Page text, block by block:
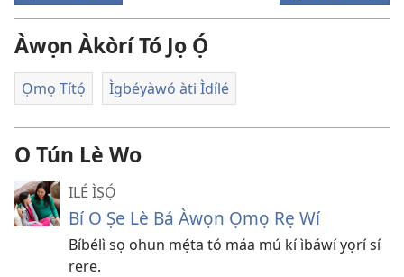
Àwọn Àkòrí Tó Jọ Ọ́
Ọmọ Títọ́ Ìgbéyàwó àti Ìdílé
O Tún Lè Wo
ILÉ ÌṢỌ́
Bí O Ṣe Lè Bá Àwọn Ọmọ Rẹ Wí
Bíbélì sọ ohun mẹ́ta tó máa mú kí ìbáwí yọrí sí
rere.